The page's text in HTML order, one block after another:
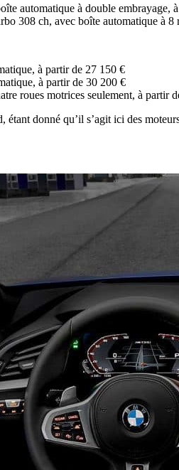
automatique à double embrayage,
308 ch, avec boîte automatique à 8
à partir de 27 150 €
à partir de 30 200 €
roues motrices seulement, à partir
étant donné qu’il s’agit ici des